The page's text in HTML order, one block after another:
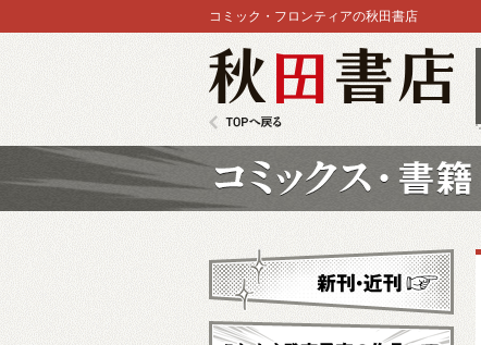
コミック・フロンティアの秋田書店
新刊・近刊